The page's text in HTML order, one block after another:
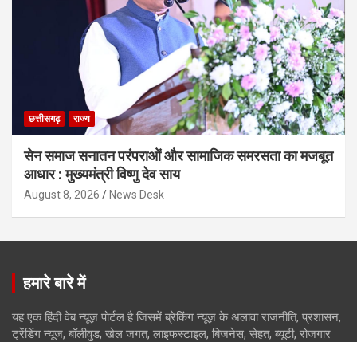
छत्तीसगढ़ राज्य
सेन समाज सनातन परंपराओं और सामाजिक समरसता का मजबूत
आधार : मुख्यमंत्री विष्णु देव साय
August 8, 2026 News Desk
हमारे बारे में
यह एक हिंदी वेब न्यूज़ पोर्टल है जिसमें ब्रेकिंग न्यूज़ के अलावा राजनीति, प्रशासन,
ट्रेंडिंग न्यूज, बॉलीवुड, खेल जगत, लाइफस्टाइल, बिजनेस, सेहत, ब्यूटी, रोजगार